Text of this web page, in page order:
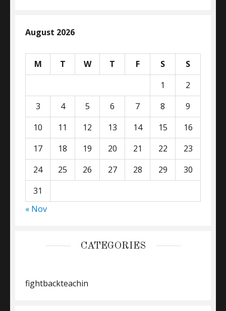
August 2026
M T W T F S
S
1
2
3
4 5 6 7 8
9
10
11 12 13 14 15
16
17
18 19 20 21 22
23
24
25 26 27 28 29
30
31
« Nov
CATEGORIES
fightbackteachin